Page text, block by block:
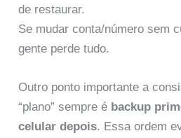
de restaurar.
Se mudar conta/número sem
gente perde tudo.
Outro ponto importante a
“plano” sempre é backup
celular depois. Essa ordem